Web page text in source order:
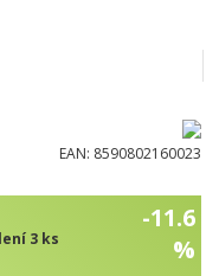
EAN: 8590802160023
3 ks
-11.6
%